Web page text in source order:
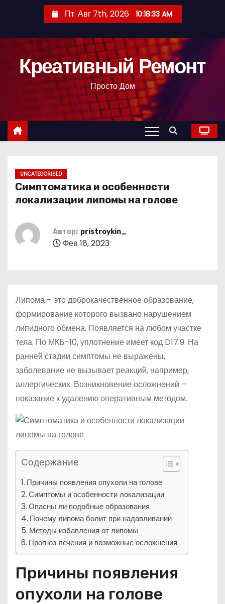
с
Пт. Авг 7th, 2026 10:18:34 AM
Креативный Ремонт
Просто Дом
UNCATEGORISED
Симптоматика и особенности
локализации липомы на голове
Автор: pristroykin_
Фев 18, 2023
Липома – это доброкачественное образование,
формирование которого вызвано нарушением
липидного обмена. Появляется на любом участке
тела. По МКБ-10, уплотнение имеет код D17.9. На
ранней стадии симптомы не выражены,
заболевание не вызывает реакций, например,
аллергических. Возникновение осложнений –
показание к удалению оперативным методом.
Содержание
Причины появления опухоли на голове
Симптомы и особенности локализации
Опасны ли подобные образования
Почему липома болит при надавливании
Методы избавления от липомы
Прогноз лечения и возможные осложнения
Причины появления
опухоли на голове